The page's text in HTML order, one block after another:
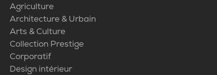
Agriculture
Architecture & Urbain
Arts & Culture
Collection Prestige
Corporatif
Design intérieur